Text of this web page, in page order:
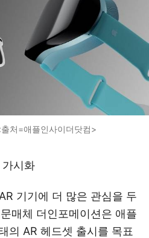
처=애플인사이더닷컴>
시화
기기에 더 많은 관심을 두
매체 더인포메이션은 애플
의 AR 헤드셋 출시를 목표